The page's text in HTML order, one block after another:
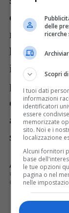
c’è quello
nello stesso
imputati
primo grado
e quelli
abbiano poi
su ricorso
ARGOMENTI
PARLAMENTARE
VERCELLI
delle
ricerche
Scopri
I tuoi dati
informazioni
identificatori
essere
memorizzate
sito. Noi e i
localizzazione
Alcuni fornitori
base
le tue opzioni
pagina o nel
nelle